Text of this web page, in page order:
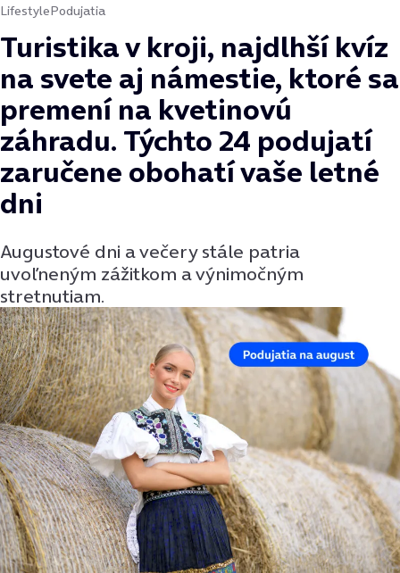
LifestylePodujatia
Turistika v kroji, najdlhší kvíz
na svete aj námestie, ktoré sa
premení na kvetinovú
záhradu. Týchto 24 podujatí
zaručene obohatí vaše letné
dni
Augustové dni a večery stále patria
uvoľneným zážitkom a výnimočným
stretnutiam.